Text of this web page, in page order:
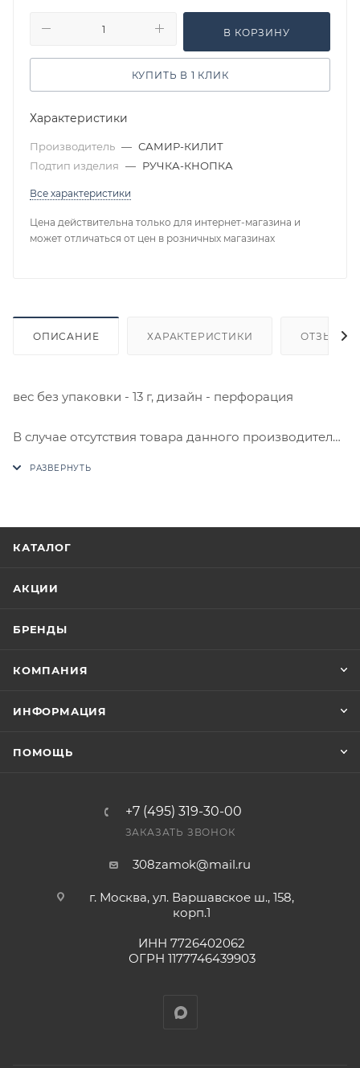
В КОРЗИНУ
КУПИТЬ В 1 КЛИК
Характеристики
Производитель — САМИР-КИЛИТ
Подтип изделия — РУЧКА-КНОПКА
Все характеристики
Цена действительна только для интернет-магазина и
может отличаться от цен в розничных магазинах
ОПИСАНИЕ ХАРАКТЕРИСТИКИ ОТЗЫВЫ
вес без упаковки - 13 г, дизайн - перфорация
В случае отсутствия товара данного производителя
счете после проверки товара на наличие на складе.
оплата выставленного счета.
КАТАЛОГ
АКЦИИ
БРЕНДЫ
КОМПАНИЯ
ИНФОРМАЦИЯ
ПОМОЩЬ
+7 (495) 319-30-00
ЗАКАЗАТЬ ЗВОНОК
308zamok@mail.ru
г. Москва, ул. Варшавское ш., 158,
корп.1
ИНН 7726402062
ОГРН 1177746439903